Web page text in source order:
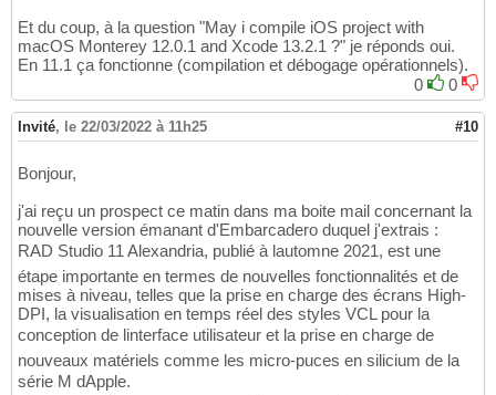
Et du coup, à la question "May i compile iOS project with
macOS Monterey 12.0.1 and Xcode 13.2.1 ?" je réponds oui.
En 11.1 ça fonctionne (compilation et débogage opérationnels).
0
0
Invité, le 22/03/2022 à 11h25 #10
Bonjour,
j'ai reçu un prospect ce matin dans ma boite mail concernant la
nouvelle version émanant d'Embarcadero duquel j'extrais :
RAD Studio 11 Alexandria, publié à lautomne 2021, est une
étape importante en termes de nouvelles fonctionnalités et de
mises à niveau, telles que la prise en charge des écrans High-
DPI, la visualisation en temps réel des styles VCL pour la
conception de linterface utilisateur et la prise en charge de
nouveaux matériels comme les micro-puces en silicium de la
série M dApple.